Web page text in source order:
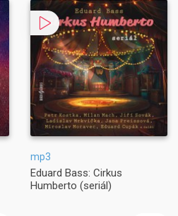
mp3
Eduard Bass: Cirkus
Humberto (seriál)